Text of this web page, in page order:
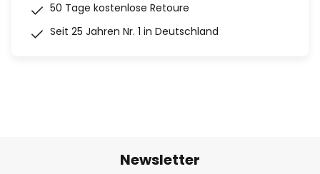
50 Tage kostenlose Retoure
Seit 25 Jahren Nr. 1 in Deutschland
Newsletter